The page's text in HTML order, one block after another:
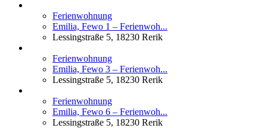
Ferienwohnung
Emilia, Fewo 1 – Ferienwoh...
Lessingstraße 5, 18230 Rerik
Ferienwohnung
Emilia, Fewo 3 – Ferienwoh...
Lessingstraße 5, 18230 Rerik
Ferienwohnung
Emilia, Fewo 6 – Ferienwoh...
Lessingstraße 5, 18230 Rerik